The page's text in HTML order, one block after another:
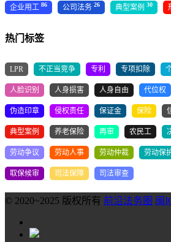
企业用工 86 公司法务 26 典型案例 30
热门标签
LPR 不正当竞争 专利 专项扣除
人脸识别 人身损害 人身自由 代位权
伪造印章 侵权责任 保证金 保险
典型案例 养老保险 再审 农民工
劳动争议 劳动人事 劳动仲裁 劳动保
取保候审 司法保障 司法审查
© 2020~2025 版权所有 前沿法务圈 闽